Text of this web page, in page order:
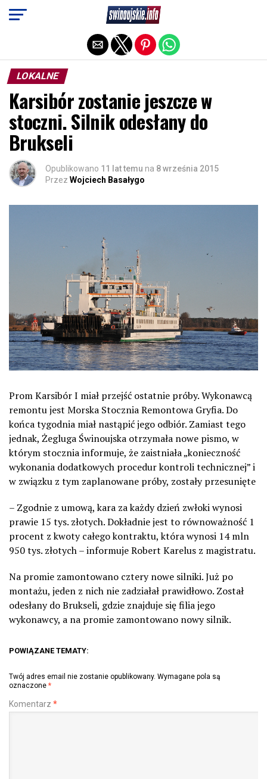
LOKALNE
Karsibór zostanie jeszcze w
stoczni. Silnik odesłany do
Brukseli
Opublikowano 11 lat temu na 8 września 2015
Przez Wojciech Basałygo
Prom Karsibór I miał przejść ostatnie próby. Wykonawcą
remontu jest Morska Stocznia Remontowa Gryfia. Do
końca tygodnia miał nastąpić jego odbiór. Zamiast tego
jednak, Żegluga Świnoujska otrzymała nowe pismo, w
którym stocznia informuje, że zaistniała „konieczność
wykonania dodatkowych procedur kontroli technicznej” i
w związku z tym zaplanowane próby, zostały przesunięte
– Zgodnie z umową, kara za każdy dzień zwłoki wynosi
prawie 15 tys. złotych. Dokładnie jest to równoważność 1
procent z kwoty całego kontraktu, która wynosi 14 mln
950 tys. złotych – informuje Robert Karelus z magistratu.
Na promie zamontowano cztery nowe silniki. Już po
montażu, jeden z nich nie zadziałał prawidłowo. Został
odesłany do Brukseli, gdzie znajduje się filia jego
wykonawcy, a na promie zamontowano nowy silnik.
POWIĄZANE TEMATY:
Twój adres email nie zostanie opublikowany. Wymagane pola są
oznaczone *
Komentarz *
Exit mobile version